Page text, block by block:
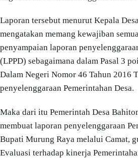
Laporan tersebut menurut Kepala
mengatakan memang kewajiban
penyampaian laporan
(LPPD) sebagaimana dalam Pasal 3
Dalam Negeri Nomor 46 Tahun 2016
penyelenggaraan Pemerintahan Desa.
Maka dari itu Pemerintah Desa
membuat laporan penyelenggaraan
Bupati Murung Raya melalui Camat,
Evaluasi terhadap kinerja